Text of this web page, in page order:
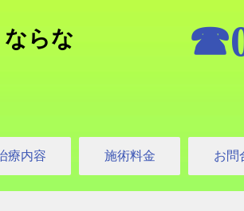
らな
療内容 施術料金 お問